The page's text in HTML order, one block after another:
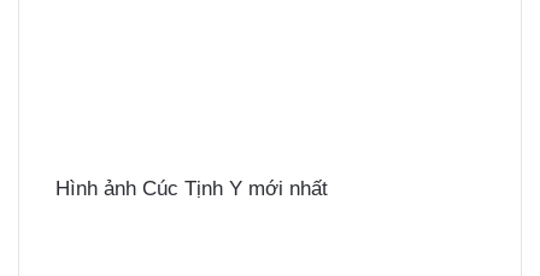
Hình ảnh Cúc Tịnh Y mới nhất